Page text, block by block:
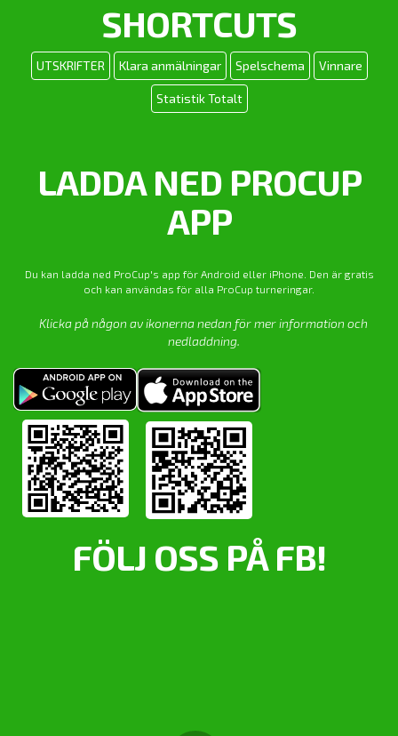
SHORTCUTS
UTSKRIFTER Klara anmälningar Spelschema Vinnare
Statistik Totalt
LADDA NED PROCUP
APP
Du kan ladda ned ProCup's app för Android eller iPhone. Den är gratis
och kan användas för alla ProCup turneringar.
Klicka på någon av ikonerna nedan för mer information och
nedladdning.
FÖLJ OSS PÅ FB!